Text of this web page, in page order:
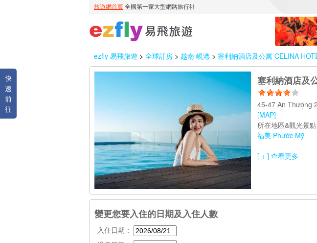
ezfly 易飛旅遊 > 全球訂房 > 越南 峴港 > 塞利納酒店及公寓 CELINA
快
速
前
往
塞利納酒店及
45-47 An Thượng
[MAP]
所在地區&觀光景
福美 Phước Mỹ
[ + ] 查看更多
變更您要入住的日期及入住人數
入住日期：